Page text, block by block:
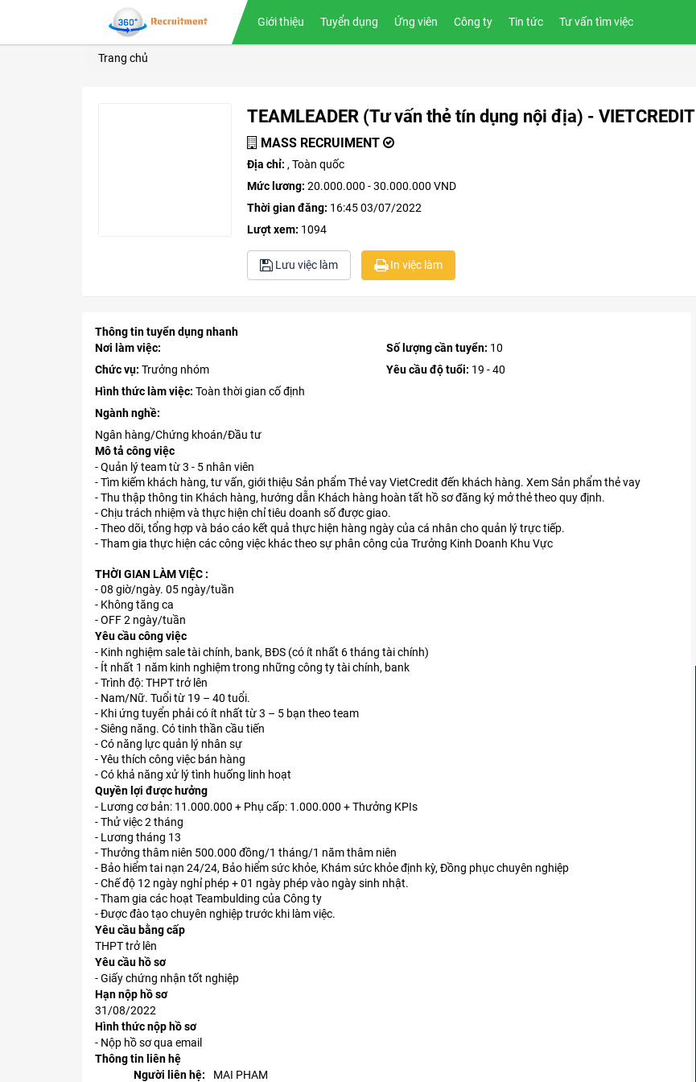
Giới thiệu Tuyển dụng Ứng viên Công ty Tin tức Tư vấn tìm việc
Trang chủ
TEAMLEADER (Tư vấn thẻ tín dụng nội địa) - VIETCREDIT
MASS RECRUIMENT
Địa chỉ: , Toàn quốc
Mức lương: 20.000.000 - 30.000.000 VND
Thời gian đăng: 16:45 03/07/2022
Lượt xem: 1094
Lưu việc làm In việc làm
Thông tin tuyển dụng nhanh
Nơi làm việc:
Chức vụ: Trưởng nhóm
Hình thức làm việc: Toàn thời gian cố định
Số lượng cần tuyển: 10
Yêu cầu độ tuổi: 19 - 40
Ngành nghề:
Ngân hàng/Chứng khoán/Đầu tư
Mô tả công việc
- Quản lý team từ 3 - 5 nhân viên
- Tìm kiếm khách hàng, tư vấn, giới thiệu Sản phẩm Thẻ vay VietCredit đến khách hàng. Xem Sản phẩm thẻ vay
- Thu thập thông tin Khách hàng, hướng dẫn Khách hàng hoàn tất hồ sơ đăng ký mở thẻ theo quy định.
- Chịu trách nhiệm và thực hiện chỉ tiêu doanh số được giao.
- Theo dõi, tổng hợp và báo cáo kết quả thực hiện hàng ngày của cá nhân cho quản lý trực tiếp.
- Tham gia thực hiện các công việc khác theo sự phân công của Trưởng Kinh Doanh Khu Vực
THỜI GIAN LÀM VIỆC :
- 08 giờ/ngày. 05 ngày/tuần
- Không tăng ca
- OFF 2 ngày/tuần
Yêu cầu công việc
- Kinh nghiệm sale tài chính, bank, BĐS (có ít nhất 6 tháng tài chính)
- Ít nhất 1 năm kinh nghiệm trong những công ty tài chính, bank
- Trình độ: THPT trở lên
- Nam/Nữ. Tuổi từ 19 – 40 tuổi.
- Khi ứng tuyển phải có ít nhất từ 3 – 5 bạn theo team
- Siêng năng. Có tinh thần cầu tiến
- Có năng lực quản lý nhân sự
- Yêu thích công việc bán hàng
- Có khả năng xử lý tình huống linh hoạt
Quyền lợi được hưởng
- Lương cơ bản: 11.000.000 + Phụ cấp: 1.000.000 + Thưởng KPIs
- Thử việc 2 tháng
- Lương tháng 13
- Thưởng thâm niên 500.000 đồng/1 tháng/1 năm thâm niên
- Bảo hiểm tai nạn 24/24, Bảo hiểm sức khỏe, Khám sức khỏe định kỳ, Đồng phục chuyên nghiệp
- Chế độ 12 ngày nghỉ phép + 01 ngày phép vào ngày sinh nhật.
- Tham gia các hoạt Teambulding của Công ty
- Được đào tạo chuyên nghiệp trước khi làm việc.
Yêu cầu bằng cấp
THPT trở lên
Yêu cầu hồ sơ
- Giấy chứng nhận tốt nghiệp
Hạn nộp hồ sơ
31/08/2022
Hình thức nộp hồ sơ
- Nộp hồ sơ qua email
Thông tin liên hệ
Người liên hệ:
MAI PHAM